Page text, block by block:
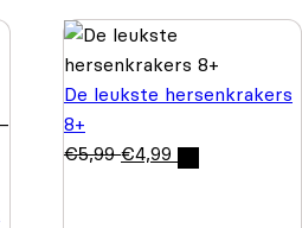
De leukste hersenkrakers
8+
€5,99 €4,99